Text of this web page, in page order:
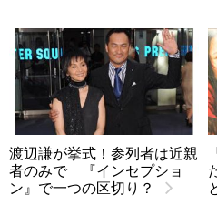
渡辺謙が挙式！参列者は近親
者のみで 『インセプショ
ン』で一つの区切り？